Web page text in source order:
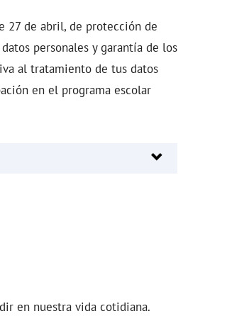
27 de abril, de protección de
personales y garantía de los
al tratamiento de tus datos
en el programa escolar
en nuestra vida cotidiana.